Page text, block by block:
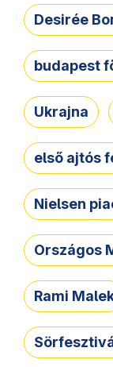
Desirée
budapest
Ukrajna
első ajtós
Nielsen
Országos
Rami